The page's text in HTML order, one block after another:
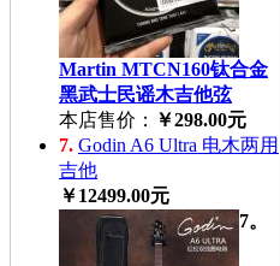
Martin MTCN160钛合金
黑武士民谣木吉他弦
本店售价： ￥298.00元
7. Godin A6 Ultra 电木两用
吉他
￥12499.00元
7。